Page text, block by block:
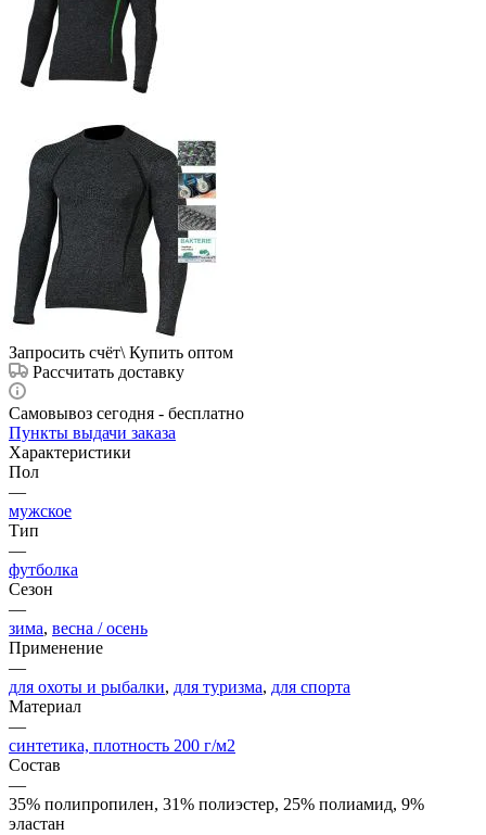
Запросить счёт\ Купить оптом
Рассчитать доставку
Самовывоз сегодня - бесплатно
Пункты выдачи заказа
Характеристики
Пол
—
мужское
Тип
—
футболка
Сезон
—
зима, весна / осень
Применение
—
для охоты и рыбалки, для туризма, для спорта
Материал
—
синтетика, плотность 200 г/м2
Состав
—
35% полипропилен, 31% полиэстер, 25% полиамид, 9%
эластан